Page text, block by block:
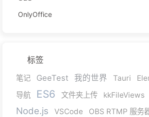
OnlyOffice
标签
笔记 GeeTest 我的世界 Tauri
导航
ES6 文件夹上传 kkFileViews
Node.js VSCode OBS RTMP 服务